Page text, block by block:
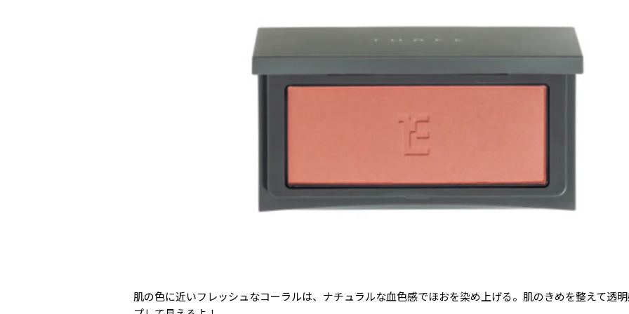
肌の色に近いフレッシュなコーラルは、ナチュラルな血色感でほおを染め上げる。肌のきめを整えて透